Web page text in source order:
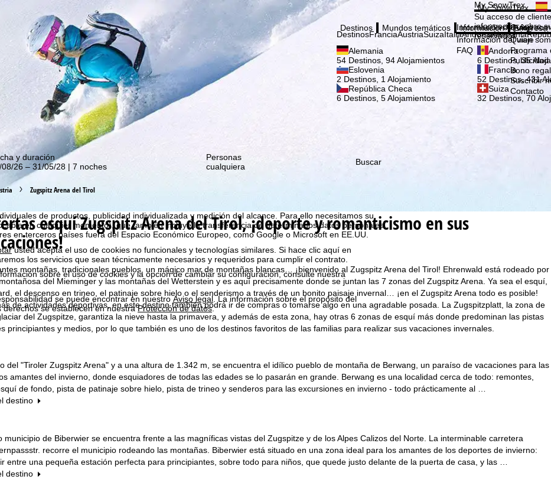
nuestro sitio web, utilizamos cookies para recopilar información de uso, que nosotros, TravelTrex
con nuestros socios. Se crean perfiles de uso basados en sus actividades utilizando
de productos, publicidad individualizada y medición del alcance. Para ello necesitamos su
en cualquier momento), que también incluye la transferencia de determinados datos personales
en terceros países fuera del Espacio Económico Europeo, como Google o Microsoft en EE.UU.
usted acepta el uso de cookies no funcionales y tecnologías similares. Si hace clic aquí en
los servicios que sean técnicamente necesarios y requeridos para cumplir el contrato.
sobre el uso de cookies y la opción de cambiar su configuración, consulte nuestra
se puede encontrar en nuestroAviso legal. La información sobre el propósito del
derechos se establecen en nuestraProtección de datos.
de nuestras promociones!
My SnowTrex
My SnowTrex
Su acceso de
información sobre
reservados.
Destinos
DestinosFranciaAustriaSuizaItaliaAndorraAlemania
Alemania
54 Destinos, 94 Alojamientos
Andorra
6 Destinos, 35
Eslovenia
2 Destinos, 1 Alojamiento
Francia
52 Destinos, 431
República Checa
6 Destinos, 5 Alojamientos
Suiza
32 Destinos, 70
Mundos temáticos Información
Información del viaje
Información del viaje
FAQ
Empresa
Quien
Quien
Programa
Bono
Suscribir
Contacto
y duración
08/26 – 31/05/28 | 7 noches
Personas
cualquiera
Buscar
Zugspitz Arena del Tirol
esquí Zugspitz Arena del Tirol, ¡deporte y romanticismo en sus
montañas, tradicionales pueblos, un mágico mar de montañas blancas… ¡bienvenido al Zugspitz Arena del Tirol! Ehrenwald está rodeado por
del Mieminger y las montañas del Wetterstein y es aquí precisamente donde se juntan las 7 zonas del Zugspitz Arena. Ya sea el esquí,
el descenso en trineo, el patinaje sobre hielo o el senderismo a través de un bonito paisaje invernal… ¡en el Zugspitz Arena todo es posible!
de actividades deportivas, en este destino también podrá ir de compras o tomarse algo en una agradable posada. La Zugspitzplatt, la zona de
del Zugspitze, garantiza la nieve hasta la primavera, y además de esta zona, hay otras 6 zonas de esquí más donde predominan las pistas
principiantes y medios, por lo que también es uno de los destinos favoritos de las familias para realizar sus vacaciones invernales.
del "Tiroler Zugspitz Arena" y a una altura de 1.342 m, se encuentra el idílico pueblo de montaña de Berwang, un paraíso de vacaciones para las
amantes del invierno, donde esquiadores de todas las edades se lo pasarán en grande. Berwang es una localidad cerca de todo: remontes,
de fondo, pista de patinaje sobre hielo, pista de trineo y senderos para las excursiones en invierno - todo prácticamente al …
destino
municipio de Biberwier se encuentra frente a las magníficas vistas del Zugspitze y de los Alpes Calizos del Norte. La interminable carretera
recorre el municipio rodeando las montañas. Biberwier está situado en una zona ideal para los amantes de los deportes de invierno:
entre una pequeña estación perfecta para principiantes, sobre todo para niños, que quede justo delante de la puerta de casa, y las …
destino